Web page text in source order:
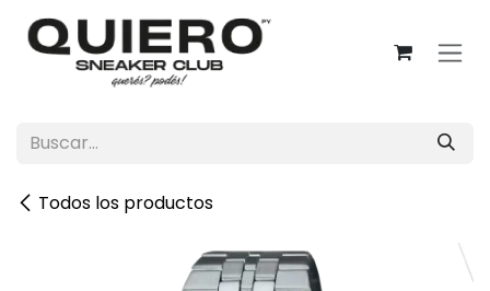
Ir al contenido
Todos los productos